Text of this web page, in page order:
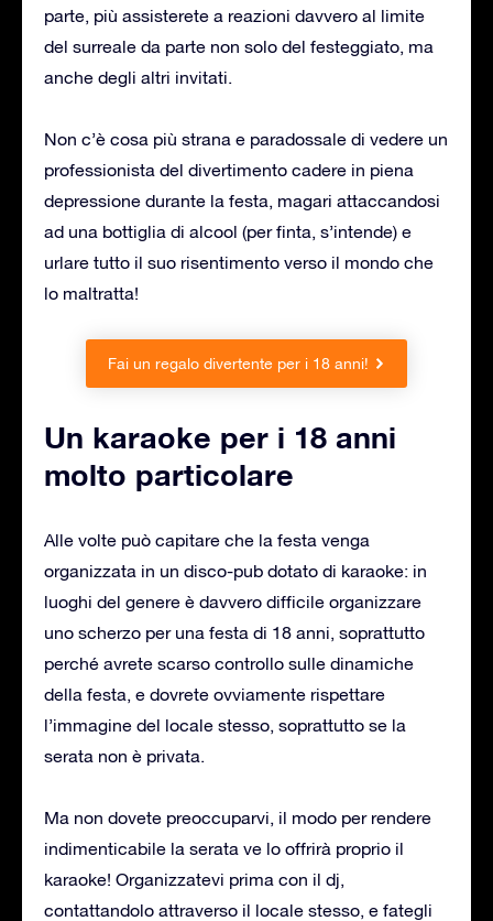
parte, più assisterete a reazioni davvero al limite
del surreale da parte non solo del festeggiato, ma
anche degli altri invitati.
Non c’è cosa più strana e paradossale di vedere un
professionista del divertimento cadere in piena
depressione durante la festa, magari attaccandosi
ad una bottiglia di alcool (per finta, s’intende) e
urlare tutto il suo risentimento verso il mondo che
lo maltratta!
Fai un regalo divertente per i 18 anni!
Un karaoke per i 18 anni
molto particolare
Alle volte può capitare che la festa venga
organizzata in un disco-pub dotato di karaoke: in
luoghi del genere è davvero difficile organizzare
uno scherzo per una festa di 18 anni, soprattutto
perché avrete scarso controllo sulle dinamiche
della festa, e dovrete ovviamente rispettare
l’immagine del locale stesso, soprattutto se la
serata non è privata.
Ma non dovete preoccuparvi, il modo per rendere
indimenticabile la serata ve lo offrirà proprio il
karaoke! Organizzatevi prima con il dj,
contattandolo attraverso il locale stesso, e fategli